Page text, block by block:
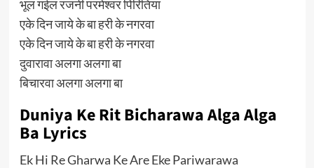
भूल गईल रजनी परमेश्वर पिरितिया
एके दिन जाये के बा हरी के नगरवा
एके दिन जाये के बा हरी के नगरवा
दुवारावा अलगा अलगा बा
बिचारवा अलगा अलगा बा
Duniya Ke Rit Bicharawa Alga Alga
Ba Lyrics
Ek Hi Re Gharwa Ke Are Eke Pariwarawa